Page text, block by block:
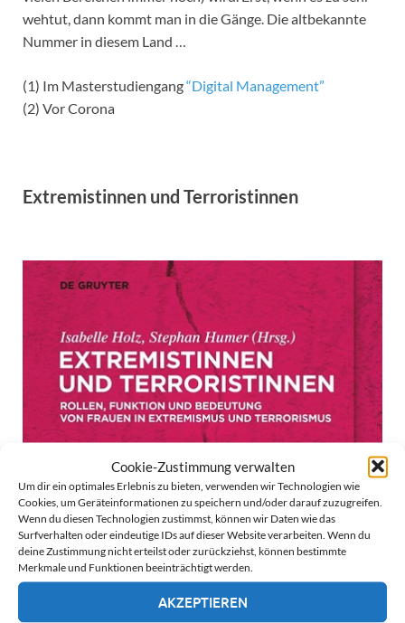
Cookie-Zustimmung verwalten
Um dir ein optimales Erlebnis zu bieten, verwenden wir Technologien wie
Cookies, um Geräteinformationen zu speichern und/oder darauf zuzugreifen.
Wenn du diesen Technologien zustimmst, können wir Daten wie das
Surfverhalten oder eindeutige IDs auf dieser Website verarbeiten. Wenn du
deine Zustimmung nicht erteilst oder zurückziehst, können bestimmte
Merkmale und Funktionen beeinträchtigt werden.
AKZEPTIEREN
wehtut, dann kommt man in die Gänge. Die altbekannte
Nummer in diesem Land …
(1) Im Masterstudiengang“Digital Management”
(2) Vor Corona
Extremistinnen und Terroristinnen